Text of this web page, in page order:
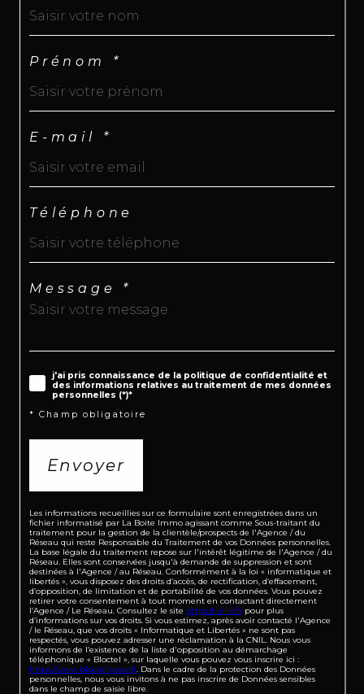
Prénom *
E-mail *
Téléphone
Message *
j'ai pris connaissance de la politique de confidentialité et
des informations relatives au traitement de mes données
personnelles (*)*
* Champ obligatoire
Envoyer
Les informations recueillies sur ce formulaire sont enregistrées dans un
fichier informatisé par La Boite Immo agissant comme Sous-traitant du
traitement pour la gestion de la clientèle/prospects de l'Agence / du
Réseau qui reste Responsable du Traitement de vos Données personnelles.
La base légale du traitement repose sur l'intérêt légitime de l'Agence / du
Réseau. Elles sont conservées jusqu'à demande de suppression et sont
destinées à l'Agence / au Réseau. Conformément à la loi « informatique et
libertés », vous disposez des droits d’accès, de rectification, d’effacement,
d’opposition, de limitation et de portabilité de vos données. Vous pouvez
retirer votre consentement à tout moment en contactant directement
l’Agence / Le Réseau. Consultez le site https://cnil.fr/fr pour plus
d’informations sur vos droits. Si vous estimez, après avoir contacté l'Agence
/ le Réseau, que vos droits « Informatique et Libertés » ne sont pas
respectés, vous pouvez adresser une réclamation à la CNIL. Nous vous
informons de l’existence de la liste d'opposition au démarchage
téléphonique « Bloctel », sur laquelle vous pouvez vous inscrire ici :
https://www.bloctel.gouv.fr . Dans le cadre de la protection des Données
personnelles, nous vous invitons à ne pas inscrire de Données sensibles
dans le champ de saisie libre.